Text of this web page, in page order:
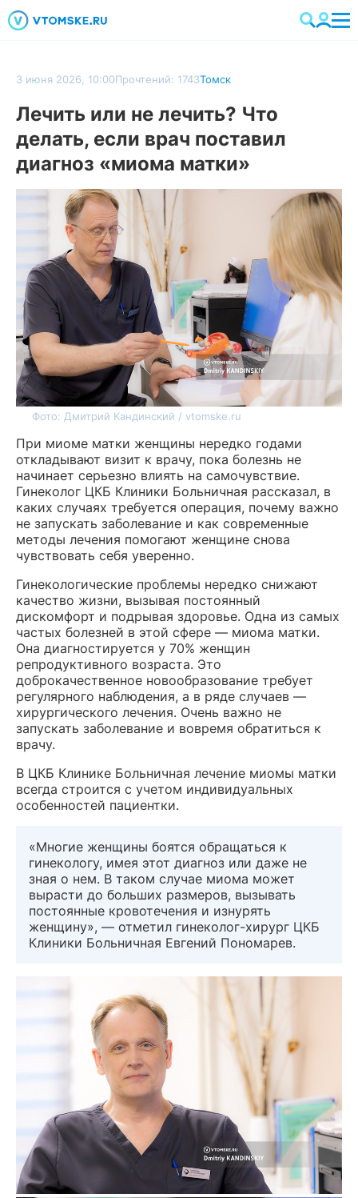
3 июня 2026, 10:00Прочтений: 1743Томск
Лечить или не лечить? Что
делать, если врач поставил
диагноз «миома матки»
Фото: Дмитрий Кандинский / vtomske.ru
При миоме матки женщины нередко годами
откладывают визит к врачу, пока болезнь не
начинает серьезно влиять на самочувствие.
Гинеколог ЦКБ Клиники Больничная рассказал, в
каких случаях требуется операция, почему важно
не запускать заболевание и как современные
методы лечения помогают женщине снова
чувствовать себя уверенно.
Гинекологические проблемы нередко снижают
качество жизни, вызывая постоянный
дискомфорт и подрывая здоровье. Одна из самых
частых болезней в этой сфере — миома матки.
Она диагностируется у 70% женщин
репродуктивного возраста. Это
доброкачественное новообразование требует
регулярного наблюдения, а в ряде случаев —
хирургического лечения. Очень важно не
запускать заболевание и вовремя обратиться к
врачу.
В ЦКБ Клинике Больничная лечение миомы матки
всегда строится с учетом индивидуальных
особенностей пациентки.
«Многие женщины боятся обращаться к
гинекологу, имея этот диагноз или даже не
зная о нем. В таком случае миома может
вырасти до больших размеров, вызывать
постоянные кровотечения и изнурять
женщину», — отметил гинеколог-хирург ЦКБ
Клиники Больничная Евгений Пономарев.